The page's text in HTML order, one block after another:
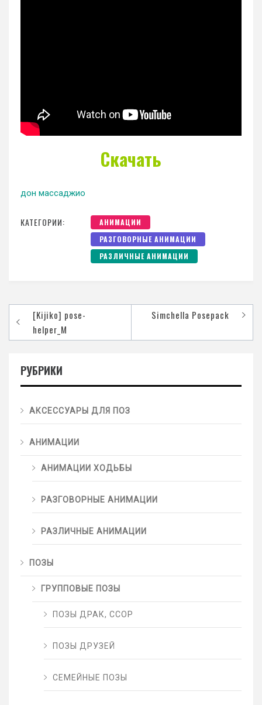
Скачать
дон массаджио
КАТЕГОРИИ:
АНИМАЦИИ
РАЗГОВОРНЫЕ АНИМАЦИИ
РАЗЛИЧНЫЕ АНИМАЦИИ
[Kijiko] pose-
helper_M
Simchella Posepack
РУБРИКИ
АКСЕССУАРЫ ДЛЯ ПОЗ
АНИМАЦИИ
АНИМАЦИИ ХОДЬБЫ
РАЗГОВОРНЫЕ АНИМАЦИИ
РАЗЛИЧНЫЕ АНИМАЦИИ
ПОЗЫ
ГРУППОВЫЕ ПОЗЫ
ПОЗЫ ДРАК, ССОР
ПОЗЫ ДРУЗЕЙ
СЕМЕЙНЫЕ ПОЗЫ